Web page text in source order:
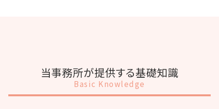
当事務所が提供する基礎知識
Basic Knowledge